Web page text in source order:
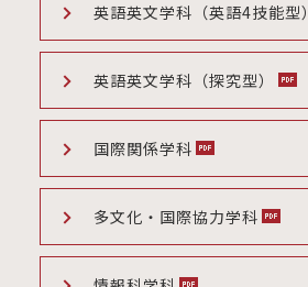
英語英文学科（英語4技能型）
英語英文学科（探究型）
国際関係学科
多文化・国際協力学科